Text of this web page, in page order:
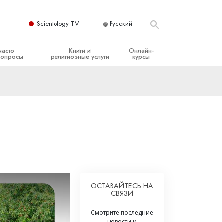
Scientology TV Русский
Книги и
религиозные услуги
Онлайн-
курсы
Супружество
Шкала эмоциональных тонов
ОСТАВАЙТЕСЬ НА
СВЯЗИ
Смотрите последние